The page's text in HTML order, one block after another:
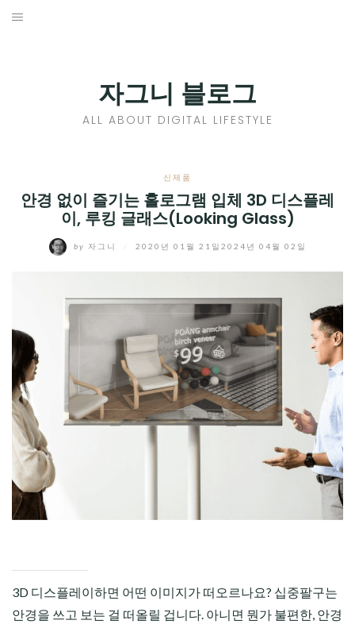
Skip
자그니 블로그
ALL ABOUT DIGITAL LIFESTYLE
신제품
안경 없이 즐기는 홀로그램 입체 3D 디스플레
이, 루킹 글래스(Looking Glass)
by 자그니 2020년 01월 21일 2024년 04월 02일
3D 디스플레이하면 어떤 이미지가 떠오르나요? 십중팔구는
안경을 쓰고 보는 걸 떠올릴 겁니다. 아니면 뭔가 불편한, 안경
CHILD
MENU
디지털트렌드
디지털라이프
EXPAND
CHILD
MENU
CHILD
MENU
EXPAND
CHILD
MENU